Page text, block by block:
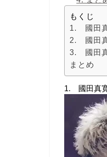
もくじ
1. 國田真
2. 國田真
3. 國田真
まとめ
1. 國田真